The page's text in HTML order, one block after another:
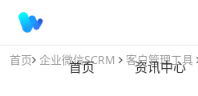
首页 资讯中心
首页 企业微信SCRM 客户管理工具